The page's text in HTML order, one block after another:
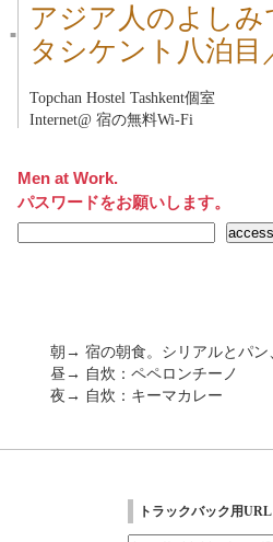
■
アジア人のよし
タシケント八泊
Topchan Hostel Tashkent個室
Internet@ 宿の無料Wi-Fi
Men at Work.
パスワードをお願いします。
朝→ 宿の朝食。シリアルとパン
昼→ 自炊：ペペロンチーノ
夜→ 自炊：キーマカレー
トラックバック用URL